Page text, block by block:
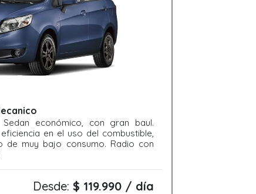
económico, con gran baul.
en el uso del combustible,
de muy bajo consumo. Radio con
Desde: $ 119.990 / día